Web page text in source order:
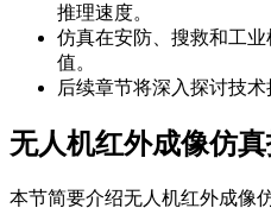
推理速度。
仿真在安防、搜救和工
值。
后续章节将深入探讨技术
无人机红外成像仿
本节简要介绍无人机红外成像